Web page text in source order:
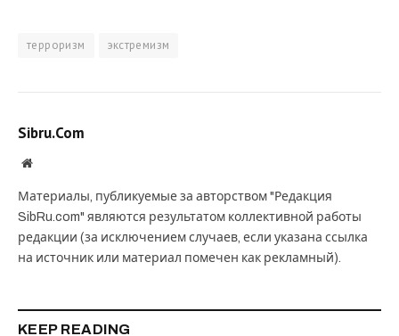
терроризм экстремизм
Sibru.Com
Website
Материалы, публикуемые за авторством "Редакция
SibRu.com" являются результатом коллективной работы
редакции (за исключением случаев, если указана ссылка
на источник или материал помечен как рекламный).
KEEP READING